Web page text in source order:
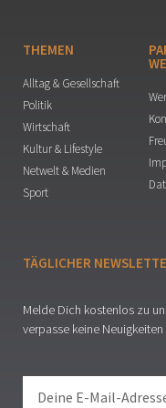
THEMEN
Alltag & Gesellschaft
Politik
Wirtschaft
Kultur & Lifestyle
Netwelt & Medien
Sport
TÄGLICHER
Melde Dich kostenlos zu
verpasse keine